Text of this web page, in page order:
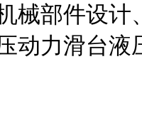
械部件设
动力滑台